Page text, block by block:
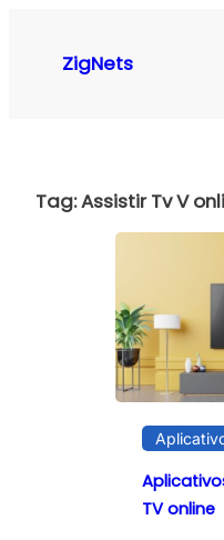
ZigNets
Tag:Assistir Tv V
TV online